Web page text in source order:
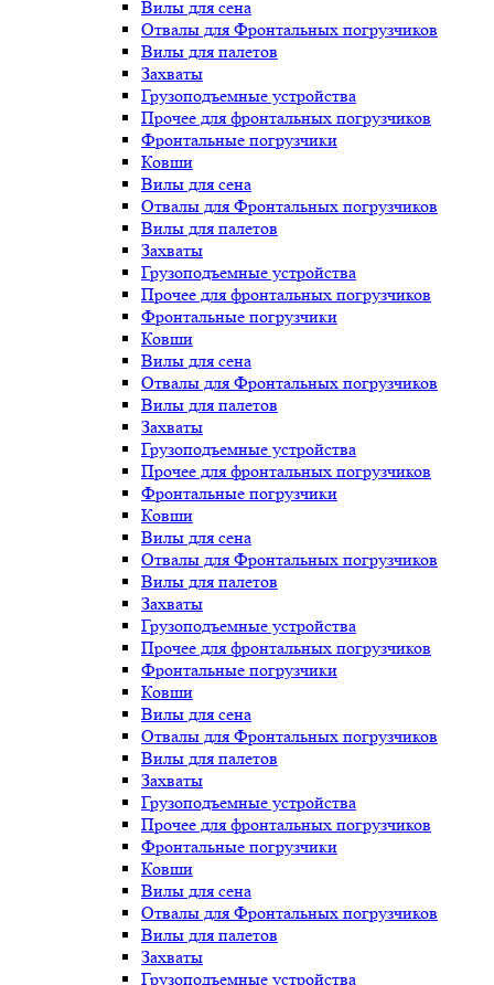
Вилы для сена
Отвалы для Фронтальных погрузчиков
Вилы для палетов
Захваты
Грузоподъемные устройства
Прочее для фронтальных погрузчиков
Фронтальные погрузчики
Ковши
Вилы для сена
Отвалы для Фронтальных погрузчиков
Вилы для палетов
Захваты
Грузоподъемные устройства
Прочее для фронтальных погрузчиков
Фронтальные погрузчики
Ковши
Вилы для сена
Отвалы для Фронтальных погрузчиков
Вилы для палетов
Захваты
Грузоподъемные устройства
Прочее для фронтальных погрузчиков
Фронтальные погрузчики
Ковши
Вилы для сена
Отвалы для Фронтальных погрузчиков
Вилы для палетов
Захваты
Грузоподъемные устройства
Прочее для фронтальных погрузчиков
Фронтальные погрузчики
Ковши
Вилы для сена
Отвалы для Фронтальных погрузчиков
Вилы для палетов
Захваты
Грузоподъемные устройства
Прочее для фронтальных погрузчиков
Фронтальные погрузчики
Ковши
Вилы для сена
Отвалы для Фронтальных погрузчиков
Вилы для палетов
Захваты
Грузоподъемные устройства